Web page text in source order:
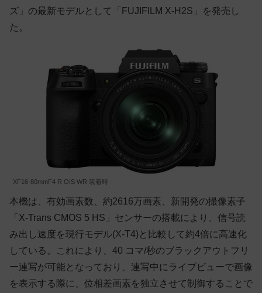
ズ」の最新モデルとして「FUJIFILM X-H2S」を発売し
た。
XF16-80mmF4 R OIS WR 装着時
本機は、有効画素数、約2616万画素、新開発の撮像素子
「X-Trans CMOS 5 HS」センサーの搭載により、信号読
み出し速度を現行モデル(X-T4)と比較して約4倍に高速化
している。これにより、40 コマ/秒のブラックアウトフリ
ー連写が可能となっており、連写中にライブビューで画像
を表示する際に、位相差画素を独立させて制御することで